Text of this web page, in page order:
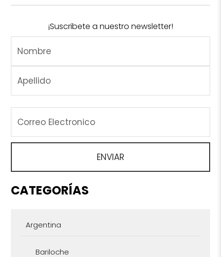
¡Suscribete a nuestro newsletter!
CATEGORÍAS
Argentina
Bariloche